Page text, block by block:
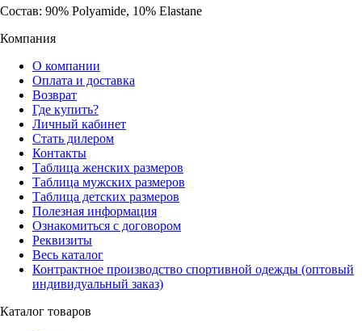
Состав: 90% Polyamide, 10% Elastane
Компания
О компании
Оплата и доставка
Возврат
Где купить?
Личный кабинет
Стать дилером
Контакты
Таблица женских размеров
Таблица мужских размеров
Таблица детских размеров
Полезная информация
Ознакомиться с договором
Реквизиты
Весь каталог
Контрактное производство спортивной одежды (оптовый
индивидуальный заказ)
Каталог товаров